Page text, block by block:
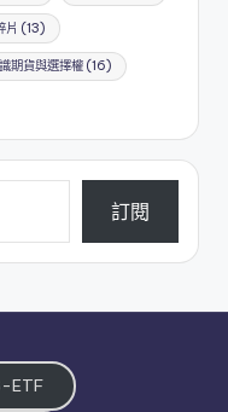
片 (13)
期貨與選擇權(16)
訂閱
ETF